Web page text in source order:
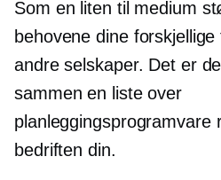
Som en liten til medium
behovene dine
andre selskaper. Det er
sammen en liste over
planleggingsprogramvare
bedriften din.